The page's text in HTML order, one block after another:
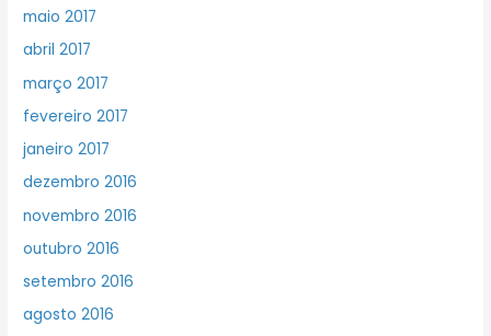
maio 2017
abril 2017
março 2017
fevereiro 2017
janeiro 2017
dezembro 2016
novembro 2016
outubro 2016
setembro 2016
agosto 2016